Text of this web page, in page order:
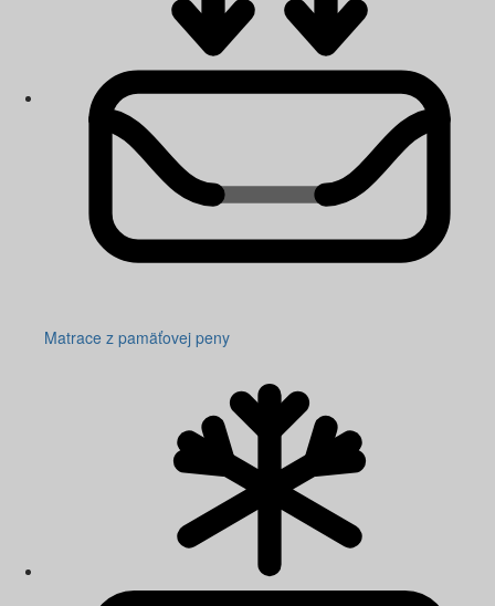
Matrace z pamäťovej peny